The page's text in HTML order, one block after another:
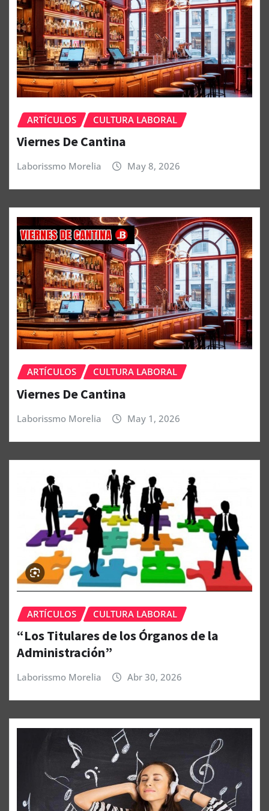
ARTÍCULOS CULTURA LABORAL
Viernes De Cantina
Laborissmo Morelia May 8, 2026
ARTÍCULOS CULTURA LABORAL
Viernes De Cantina
Laborissmo Morelia May 1, 2026
ARTÍCULOS CULTURA LABORAL
“Los Titulares de los Órganos de la
Administración”
Laborissmo Morelia Abr 30, 2026